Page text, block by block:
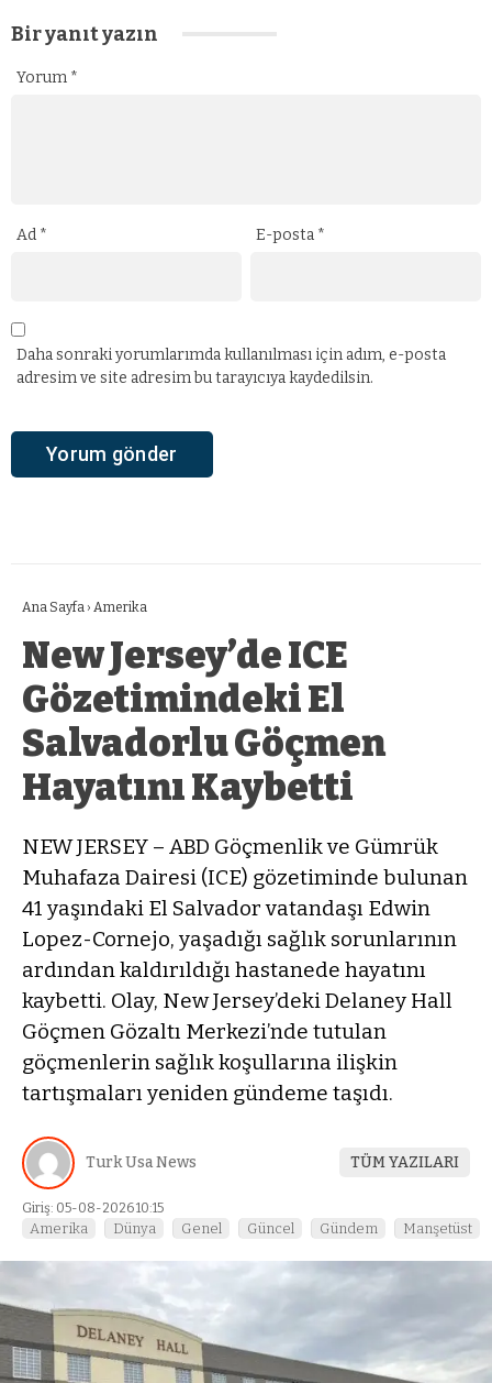
Bir yanıt yazın
Yorum *
Ad * E-posta *
Daha sonraki yorumlarımda kullanılması için adım, e-posta
adresim ve site adresim bu tarayıcıya kaydedilsin.
Ana Sayfa › Amerika
New Jersey’de ICE
Gözetimindeki El
Salvadorlu Göçmen
Hayatını Kaybetti
NEW JERSEY – ABD Göçmenlik ve Gümrük
Muhafaza Dairesi (ICE) gözetiminde bulunan
41 yaşındaki El Salvador vatandaşı Edwin
Lopez-Cornejo, yaşadığı sağlık sorunlarının
ardından kaldırıldığı hastanede hayatını
kaybetti. Olay, New Jersey’deki Delaney Hall
Göçmen Gözaltı Merkezi’nde tutulan
göçmenlerin sağlık koşullarına ilişkin
tartışmaları yeniden gündeme taşıdı.
Turk Usa News TÜM YAZILARI
Giriş: 05-08-2026 10:15
Amerika Dünya Genel Güncel Gündem Manşetüst